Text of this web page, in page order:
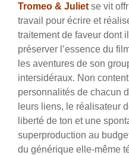
Tromeo & Juliet se vit
travail pour écrire et
traitement de faveur dont
préserver l’essence du
les aventures de son
intersidéraux. Non
personnalités de chacun
leurs liens, le réalisateur
liberté de ton et une
superproduction au
du générique elle-même